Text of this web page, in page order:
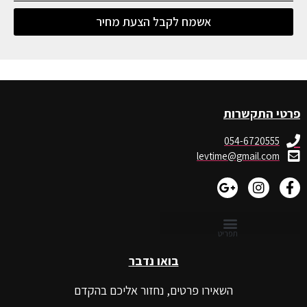
אשמח לקבל הצעת מחיר
פרטי התקשרות
054-6720555
levtime@gmail.com
בואו נדבר
השאירו פרטים, נחזור אליכם בהקדם